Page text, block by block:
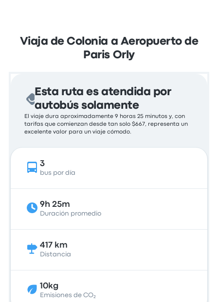
Viaja de Colonia a Aeropuerto de
Paris Orly
Esta ruta es atendida por
autobús solamente
El viaje dura aproximadamente 9 horas 25 minutos y, con
tarifas que comienzan desde tan solo $667, representa un
excelente valor para un viaje cómodo.
3
bus por día
9h 25m
Duración promedio
417 km
Distancia
10kg
Emisiones de CO₂